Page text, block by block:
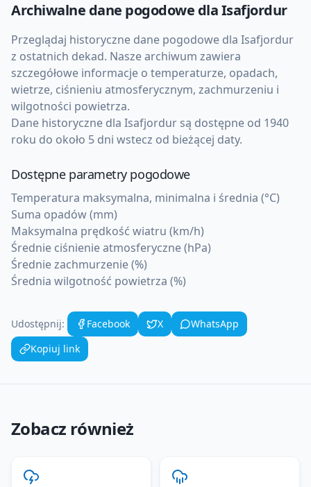
Archiwalne dane pogodowe dlaIsafjordur
Przeglądaj historyczne dane pogodowe dla Isafjordur
z ostatnich dekad. Nasze archiwum zawiera
szczegółowe informacje o temperaturze, opadach,
wietrze, ciśnieniu atmosferycznym, zachmurzeniu i
wilgotności powietrza.
Dane historyczne dla Isafjordur są dostępne od 1940
roku do około 5 dni wstecz od bieżącej daty.
Dostępne parametry pogodowe
Temperatura maksymalna, minimalna i średnia (°C)
Suma opadów (mm)
Maksymalna prędkość wiatru (km/h)
Średnie ciśnienie atmosferyczne (hPa)
Średnie zachmurzenie (%)
Średnia wilgotność powietrza (%)
Udostępnij: Facebook X
WhatsApp
Kopiuj link
Zobacz również